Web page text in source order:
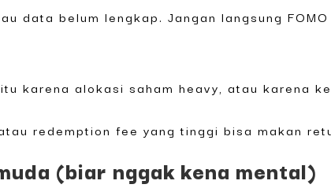
data belum lengkap. Jangan langsung
karena alokasi saham heavy, atau karena
redemption fee yang tinggi bisa makan
(biar nggak kena mental)